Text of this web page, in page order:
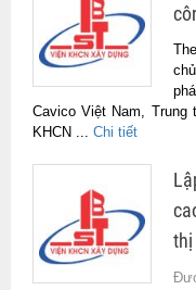
Cavico Việt Nam,
KHCN ... Chi tiết
thị